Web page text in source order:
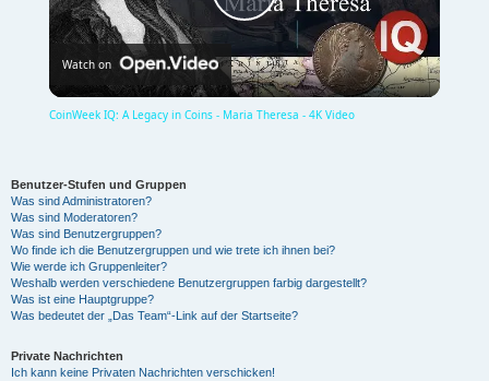
P
l
V
Watch on
CoinWeek IQ: A Legacy in Coins - Maria Theresa - 4K Video
Benutzer-Stufen und Gruppen
Was sind Administratoren?
Was sind Moderatoren?
Was sind Benutzergruppen?
Wo finde ich die Benutzergruppen und wie trete ich ihnen bei?
Wie werde ich Gruppenleiter?
Weshalb werden verschiedene Benutzergruppen farbig dargestellt?
Was ist eine Hauptgruppe?
Was bedeutet der „Das Team“-Link auf der Startseite?
Private Nachrichten
Ich kann keine Privaten Nachrichten verschicken!